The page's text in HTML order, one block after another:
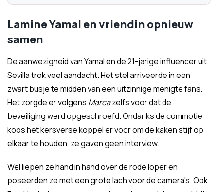
Lamine Yamal en vriendin opnieuw
samen
De aanwezigheid van Yamal en de 21-jarige influencer uit
Sevilla trok veel aandacht. Het stel arriveerde in een
zwart busje te midden van een uitzinnige menigte fans.
Het zorgde er volgens Marcazelfs voor dat de
beveiliging werd opgeschroefd. Ondanks de commotie
koos het kersverse koppel er voor om de kaken stijf op
elkaar te houden, ze gaven geen interview.
Wel liepen ze hand in hand over de rode loper en
poseerden ze met een grote lach voor de camera's. Ook